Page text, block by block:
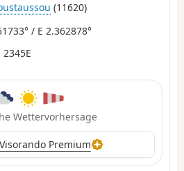
(11620)
/ E 2.362878°
2345E
Wettervorhersage
Premium